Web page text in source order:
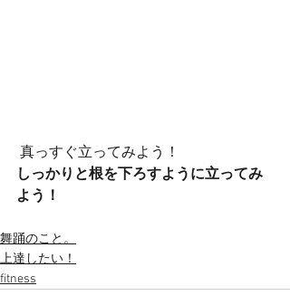
真っすぐ立ってみよう！
しっかりと根を下ろすように立ってみ
よう！
舞踊のこと。
上達したい！
fitness